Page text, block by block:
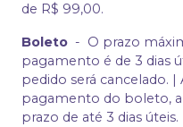
de R$ 99,00.
Boleto - O prazo
pagamento é de 3 dias
pedido será cancelado. |
pagamento do boleto,
prazo de até 3 dias